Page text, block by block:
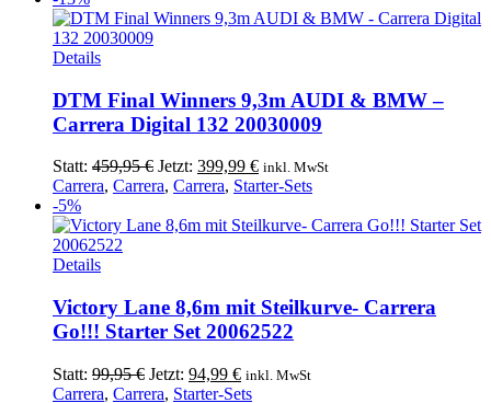
56,49 €
49,99 €.
Details
DTM Final Winners 9,3m AUDI & BMW –
Carrera Digital 132 20030009
Statt: 459,95€ Ursprünglicher
Preis
459,95 €
Jetzt: 399,99 €Aktueller
Preis
399,99 €.
inkl. MwSt
Carrera, Carrera, Carrera, Starter-Sets
-5%
Details
Victory Lane 8,6m mit Steilkurve- Carrera
Go!!! Starter Set 20062522
Statt: 99,95€ Ursprünglicher
Preis
Jetzt: 94,99 €Aktueller
Preis
inkl. MwSt
Carrera, Carrera, Starter-Sets